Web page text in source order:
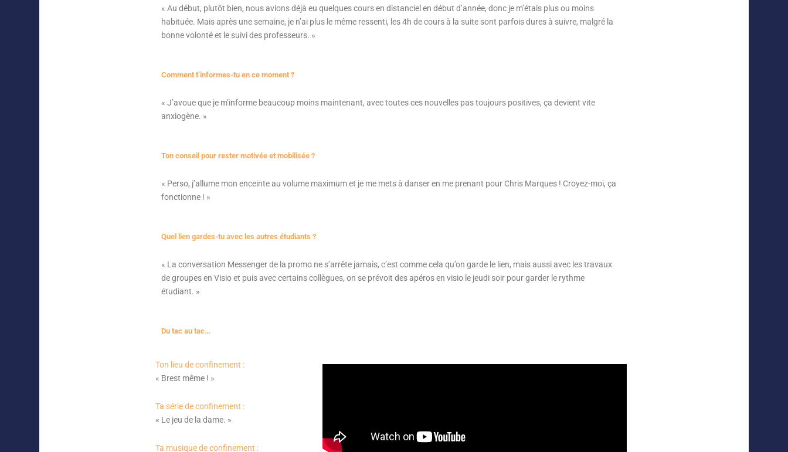
« Au début, plutôt bien, nous avions déjà eu quelques cours en distanciel en début d’année, donc je m’étais plus ou moins
habituée. Mais après une semaine, je n’ai plus le même ressenti, les 4h de cours à la suite sont parfois dures à suivre, malgré la
bonne volonté et le suivi des professeurs. »
Comment t’informes-tu en ce moment ?
« J’avoue que je m’informe beaucoup moins maintenant, avec toutes ces nouvelles pas toujours positives, ça devient vite
anxiogène. »
Ton conseil pour rester motivée et mobilisée ?
« Perso, j’allume mon enceinte au volume maximum et je me mets à danser en me prenant pour Chris Marques ! Croyez-moi, ça
fonctionne ! »
Quel lien gardes-tu avec les autres étudiants ?
« La conversation Messenger de la promo ne s’arrête jamais, c’est comme cela qu’on garde le lien, mais aussi avec les travaux
de groupes en Visio et puis avec certains collègues, on se prévoit des apéros en visio le jeudi soir pour garder le rythme
étudiant. »
Du tac au tac…
Ton lieu de confinement :
« Brest même ! »
Ta série de confinement :
« Le jeu de la dame. »
Ta musique de confinement :